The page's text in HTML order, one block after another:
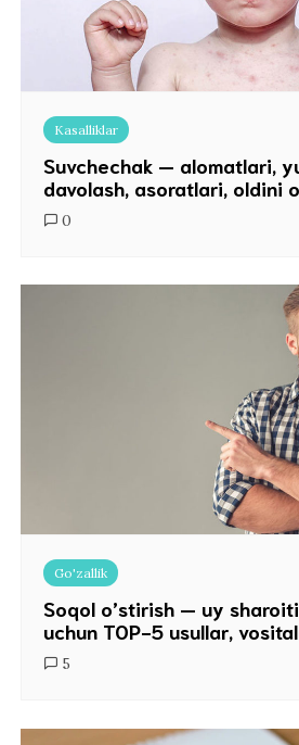
Kasalliklar
Suvchechak — alomatlari,
davolash, asoratlari, oldini
0
Go'zallik
Soqol o’stirish — uy
uchun TOP-5 usullar,
5